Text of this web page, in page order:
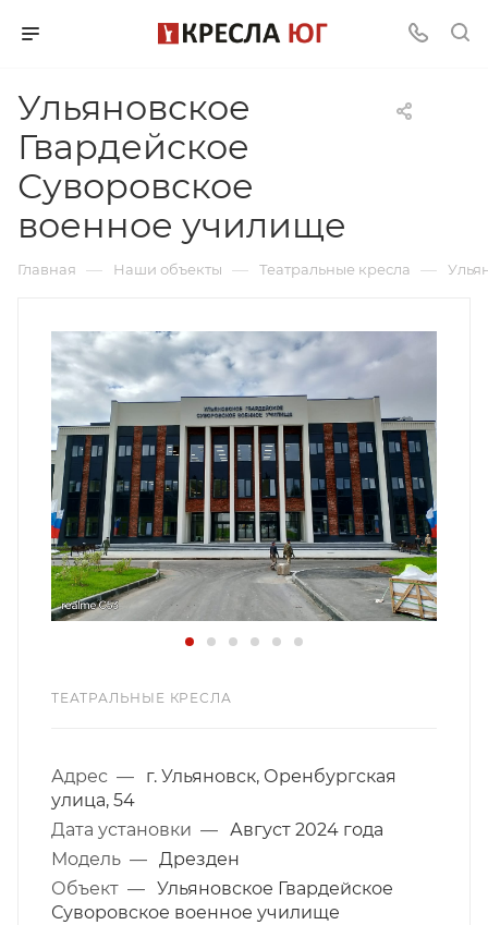
Ульяновское
Гвардейское
Суворовское
военное училище
Главная — Наши объекты — Театральные кресла —
ТЕАТРАЛЬНЫЕ КРЕСЛА
Адрес —
г. Ульяновск, Оренбургская
улица, 54
Дата установки — Август 2024 года
Модель — Дрезден
Объект — Ульяновское Гвардейское
Суворовское военное училище